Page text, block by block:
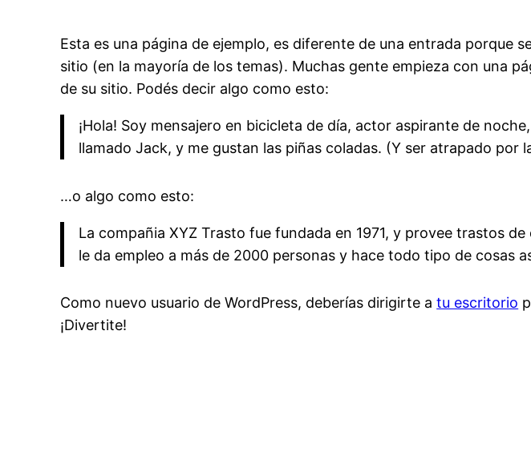
Esta es una página de ejemplo, es diferente de una entrada porque
sitio (en la mayoría de los temas). Muchas gente empieza con una
de su sitio. Podés decir algo como esto:
¡Hola! Soy mensajero en bicicleta de día, actor aspirante de
llamado Jack, y me gustan las piñas coladas. (Y ser atrapado por
…o algo como esto:
La compañia XYZ Trasto fue fundada en 1971, y provee trastos
le da empleo a más de 2000 personas y hace todo tipo de cosas
Como nuevo usuario de WordPress, deberías dirigirte atu escritorio
¡Divertite!